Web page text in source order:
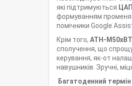
які підтримуються
формуванням променя
помічники Google
Крім того, ATH-
сполучення, що
керування, як-от
навушників. Зручні,
Багатоденний